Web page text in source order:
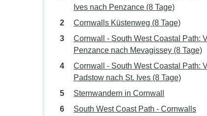
Ives nach Penzance (8 Tage)
Cornwalls Küstenweg (8 Tage)
Cornwall - South West Coastal Path:
Penzance nach Mevagissey (8 Tage)
Cornwall - South West Coastal Path:
Padstow nach St. Ives (8 Tage)
Sternwandern in Cornwall
South West Coast Path - Cornwalls